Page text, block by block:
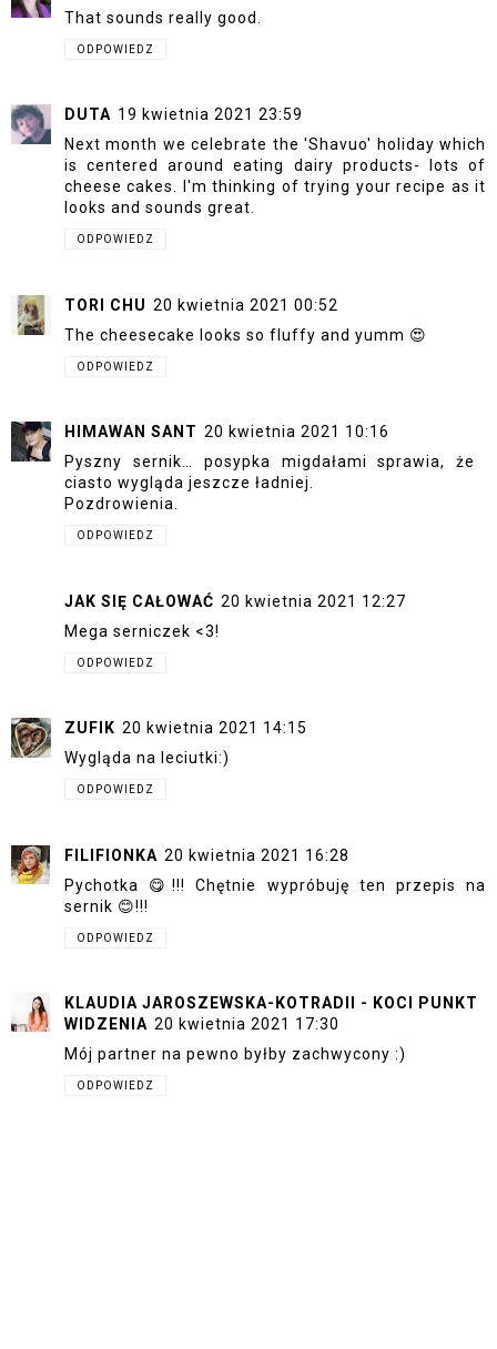
That sounds really good.
ODPOWIEDZ
DUTA 19 kwietnia 2021 23:59
Next month we celebrate the 'Shavuo' holiday which
is centered around eating dairy products- lots of
cheese cakes. I'm thinking of trying your recipe as it
looks and sounds great.
ODPOWIEDZ
TORI CHU 20 kwietnia 2021 00:52
The cheesecake looks so fluffy and yumm 😍
ODPOWIEDZ
HIMAWAN SANT 20 kwietnia 2021 10:16
Pyszny sernik… posypka migdałami sprawia, że ​​
ciasto wygląda jeszcze ładniej.
Pozdrowienia.
ODPOWIEDZ
JAK SIĘ CAŁOWAĆ 20 kwietnia 2021 12:27
Mega serniczek <3!
ODPOWIEDZ
ZUFIK 20 kwietnia 2021 14:15
Wygląda na leciutki:)
ODPOWIEDZ
FILIFIONKA 20 kwietnia 2021 16:28
Pychotka 😋!!! Chętnie wypróbuję ten przepis na
sernik 😊!!!
ODPOWIEDZ
KLAUDIA JAROSZEWSKA-KOTRADII - KOCI PUNKT
WIDZENIA 20 kwietnia 2021 17:30
Mój partner na pewno byłby zachwycony :)
ODPOWIEDZ